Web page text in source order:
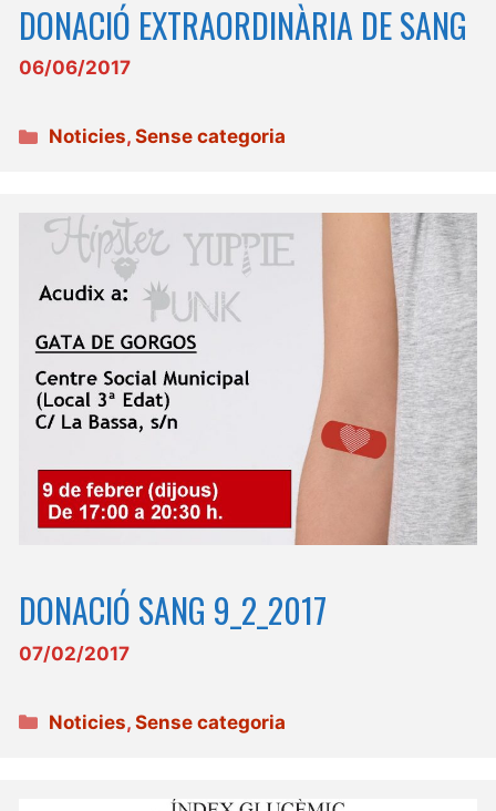
DONACIÓ EXTRAORDINÀRIA DE SANG
06/06/2017
Categories
Noticies,Sense categoria
DONACIÓ SANG 9_2_2017
07/02/2017
Categories
Noticies,Sense categoria